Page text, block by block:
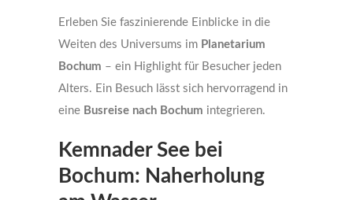
Erleben Sie faszinierende Einblicke in die
Weiten des Universums im Planetarium
Bochum – ein Highlight für Besucher jeden
Alters. Ein Besuch lässt sich hervorragend in
eine Busreise nach Bochum integrieren.
Kemnader See bei
Bochum: Naherholung